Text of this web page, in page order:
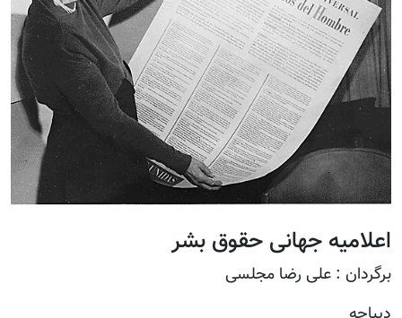
اعلامیه جهانی حقوق بشر
برگردان : علی رضا مجلسی